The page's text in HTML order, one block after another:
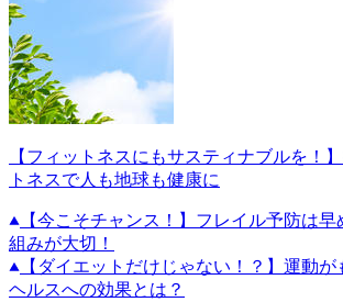
【フィットネスにもサスティナブルを！
トネスで人も地球も健康に
【今こそチャンス！】フレイル予防は早
組みが大切！
【ダイエットだけじゃない！？】運動
ヘルスへの効果とは？